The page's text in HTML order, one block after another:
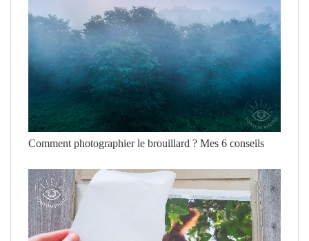
Comment photographier le brouillard ? Mes 6 conseils